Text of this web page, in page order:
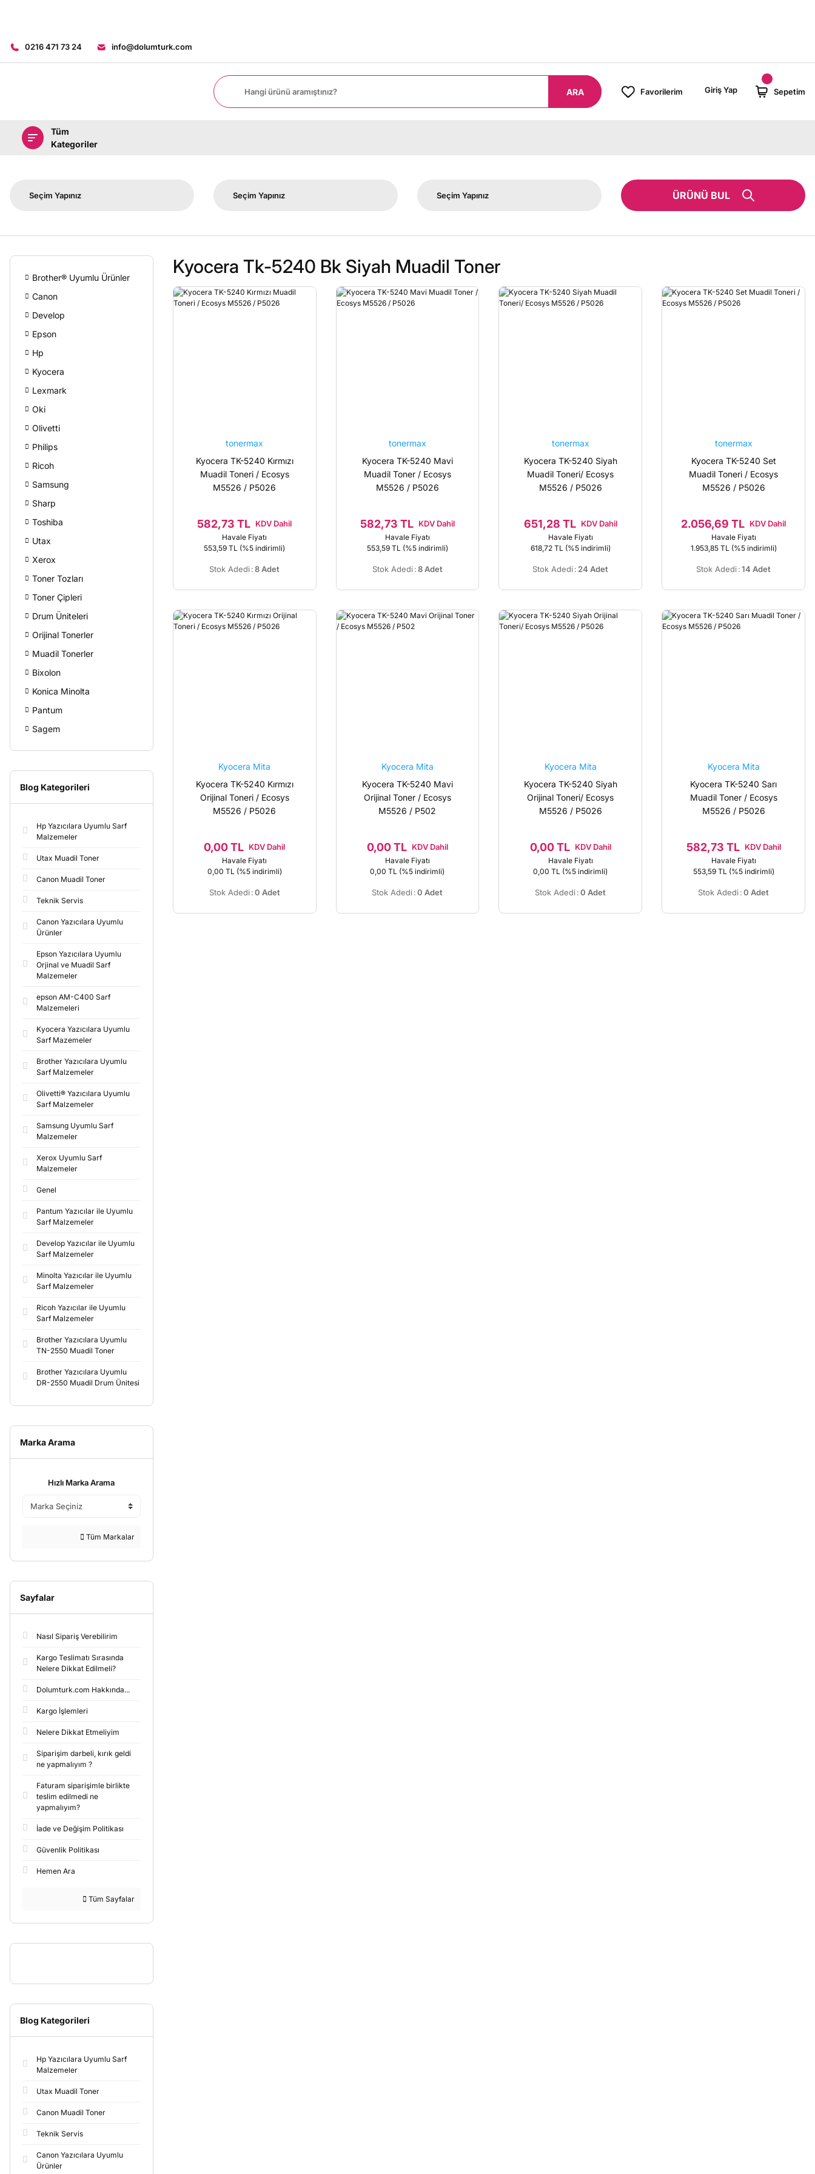
0216 471 73 24 info@dolumturk.com
ARA Favorilerim Giriş Yap Sepetim
Tüm
Kategoriler
ÜRÜNÜ BUL
Brother® Uyumlu Ürünler
Canon
Develop
Epson
Hp
Kyocera
Lexmark
Oki
Olivetti
Philips
Ricoh
Samsung
Sharp
Toshiba
Utax
Xerox
Toner Tozları
Toner Çipleri
Drum Üniteleri
Orijinal Tonerler
Muadil Tonerler
Bixolon
Konica Minolta
Pantum
Sagem
Blog Kategorileri
Hp Yazıcılara Uyumlu Sarf
Malzemeler
Utax Muadil Toner
Canon Muadil Toner
Teknik Servis
Canon Yazıcılara Uyumlu
Ürünler
Epson Yazıcılara Uyumlu
Orjinal ve Muadil Sarf
Malzemeler
epson AM-C400 Sarf
Malzemeleri
Kyocera Yazıcılara Uyumlu
Sarf Mazemeler
Brother Yazıcılara Uyumlu
Sarf Malzemeler
Olivetti® Yazıcılara Uyumlu
Sarf Malzemeler
Samsung Uyumlu Sarf
Malzemeler
Xerox Uyumlu Sarf
Malzemeler
Genel
Pantum Yazıcılar ile Uyumlu
Sarf Malzemeler
Develop Yazıcılar ile Uyumlu
Sarf Malzemeler
Minolta Yazıcılar ile Uyumlu
Sarf Malzemeler
Ricoh Yazıcılar ile Uyumlu
Sarf Malzemeler
Brother Yazıcılara Uyumlu
TN-2550 Muadil Toner
Brother Yazıcılara Uyumlu
DR-2550 Muadil Drum Ünitesi
Marka Arama
Hızlı Marka Arama
Tüm Markalar
Sayfalar
Nasıl Sipariş Verebilirim
Kargo Teslimatı Sırasında
Nelere Dikkat Edilmeli?
Dolumturk.com Hakkında...
Kargo İşlemleri
Nelere Dikkat Etmeliyim
Siparişim darbeli, kırık geldi
ne yapmalıyım ?
Faturam siparişimle birlikte
teslim edilmedi ne
yapmalıyım?
İade ve Değişim Politikası
Güvenlik Politikası
Hemen Ara
Tüm Sayfalar
Blog Kategorileri
Hp Yazıcılara Uyumlu Sarf
Malzemeler
Utax Muadil Toner
Canon Muadil Toner
Teknik Servis
Canon Yazıcılara Uyumlu
Ürünler
Kyocera Tk-5240 Bk Siyah Muadil Toner
tonermax
Kyocera TK-5240 Kırmızı
Muadil Toneri / Ecosys
M5526 / P5026
582,73 TL KDV Dahil
Havale Fiyatı
553,59 TL (%5 indirimli)
Stok Adedi :8 Adet
tonermax
Kyocera TK-5240 Mavi
Muadil Toner / Ecosys
M5526 / P5026
582,73 TL KDV Dahil
Havale Fiyatı
553,59 TL (%5 indirimli)
Stok Adedi :8 Adet
tonermax
Kyocera TK-5240 Siyah
Muadil Toneri/ Ecosys
M5526 / P5026
651,28 TL KDV Dahil
Havale Fiyatı
618,72 TL (%5 indirimli)
Stok Adedi : 24 Adet
tonermax
Kyocera TK-5240 Set
Muadil Toneri / Ecosys
M5526 / P5026
2.056,69 TL KDV Dahil
Havale Fiyatı
1.953,85 TL (%5 indirimli)
Stok Adedi :14 Adet
Kyocera Mita
Kyocera TK-5240 Kırmızı
Orijinal Toneri / Ecosys
M5526 / P5026
0,00 TL KDV Dahil
Havale Fiyatı
0,00 TL (%5 indirimli)
Stok Adedi :0 Adet
Kyocera Mita
Kyocera TK-5240 Mavi
Orijinal Toner / Ecosys
M5526 / P502
0,00 TL KDV Dahil
Havale Fiyatı
0,00 TL (%5 indirimli)
Stok Adedi : 0 Adet
Kyocera Mita
Kyocera TK-5240 Siyah
Orijinal Toneri/ Ecosys
M5526 / P5026
0,00 TL KDV Dahil
Havale Fiyatı
0,00 TL (%5 indirimli)
Stok Adedi : 0 Adet
Kyocera Mita
Kyocera TK-5240 Sarı
Muadil Toner / Ecosys
M5526 / P5026
582,73 TL KDV Dahil
Havale Fiyatı
553,59 TL (%5 indirimli)
Stok Adedi :0 Adet